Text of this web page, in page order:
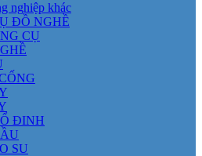
nghiệp khác
ĐỒ NGHỀ
CỤ
ĐINH
SU